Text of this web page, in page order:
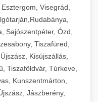
Visegrád,
Sajószentpéter, Ózd,
Tiszafüred,
Kisújszállás,
Tiszaföldvár, Túrkeve,
Kunszentmárton,
Jászberény,